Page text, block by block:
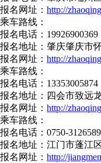
报名网址： http://
乘车路线：
报名电话：19926900369
报名地址：肇庆肇庆市
报名网址： http://
乘车路线：
报名电话：13353005874
报名地址：四会市致远
报名网址： http://
乘车路线：
报名电话：0750-
报名地址：江门市蓬江
报名网址： http://